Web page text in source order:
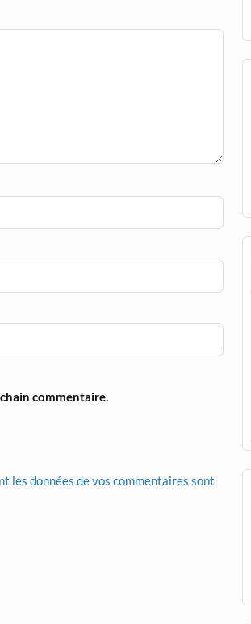
commentaire.
les données de vos commentaires sont